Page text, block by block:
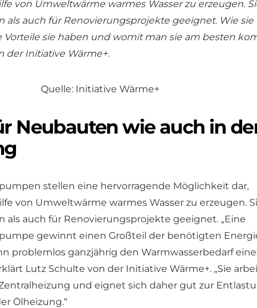
von Umweltwärme warmes Wasser zu erzeugen.
als auch für Renovierungsprojekte geeignet. Wie sie
sie haben und womit man sie am besten
der Initiative Wärme+.
Quelle: Initiative Wärme+
Neubauten wie auch in
stellen eine hervorragende Möglichkeit dar,
von Umweltwärme warmes Wasser zu erzeugen.
als auch für Renovierungsprojekte geeignet. „Eine
gewinnt einen Großteil der benötigten
problemlos ganzjährig den Warmwasserbedarf
Lutz Schulte von der Initiative Wärme+. „Sie
und eignet sich daher gut zur
Ölheizung.“